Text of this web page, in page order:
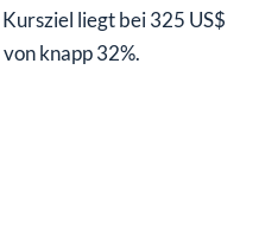
liegt bei 325 US$
knapp 32%.